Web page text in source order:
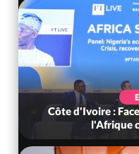
Côte d'Ivoire :
l'Afrique